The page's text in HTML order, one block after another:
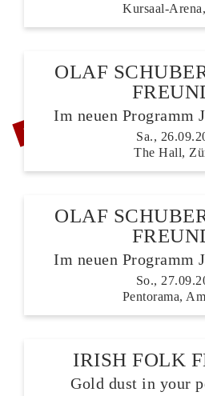
Kursaal-
LETZTE TICKETS
OLAF
Im neuen Programm
Sa.,
The Hall,
OLAF
Im neuen Programm
So.,
Pentorama,
IRISH FOLK
Gold dust in your